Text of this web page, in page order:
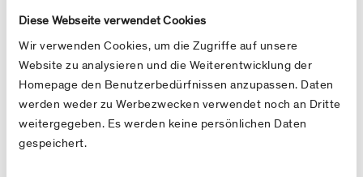
Diese Webseite verwendet Cookies
Wir verwenden Cookies, um die Zugriffe auf unsere
Website zu analysieren und die Weiterentwicklung der
Homepage den Benutzerbedürfnissen anzupassen. Daten
werden weder zu Werbezwecken verwendet noch an Dritte
weitergegeben. Es werden keine persönlichen Daten
gespeichert.
for Transit Shippers.pdf
Swissgas-Operational Nomination Procedures
for Suppliers.pdf
Edigas Message Examples for Nomination
Exchange - Transit Shippers.zip